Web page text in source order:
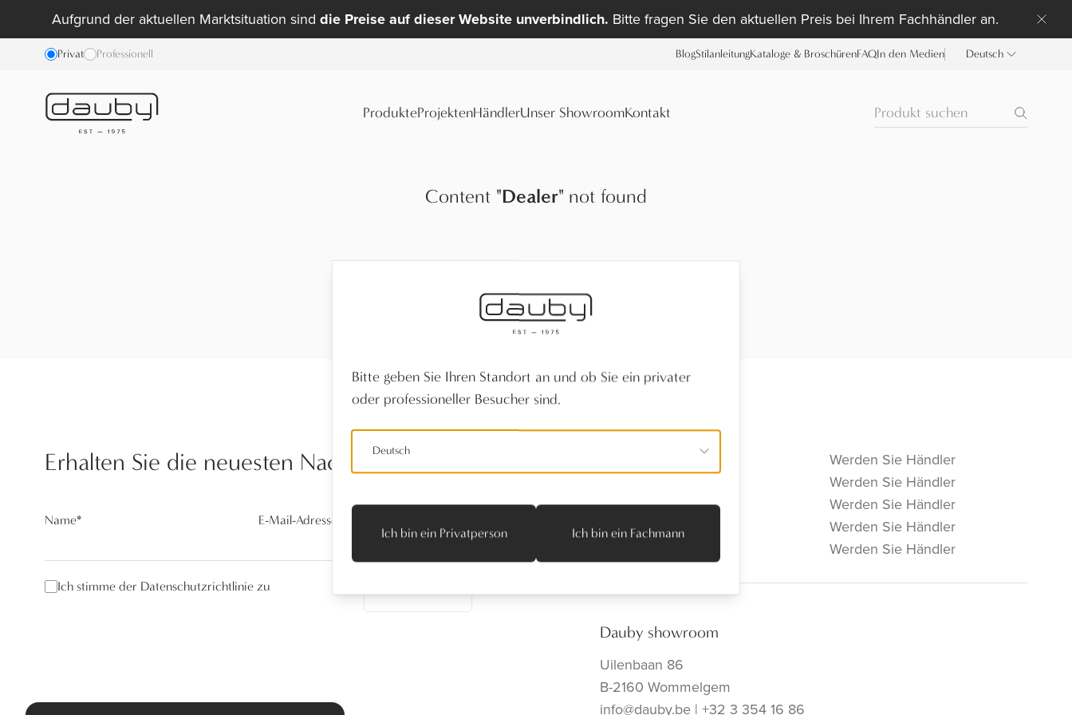
Aufgrund der aktuellen Marktsituation sind die Preise auf dieser Website unverbindlich. Bitte fragen Sie den aktuellen Preis bei Ihrem Fachhändler an.
Privat Professionell BlogStilanleitungKataloge & BroschürenFAQIn den Medien Deutsch
ProdukteProjektenHändlerUnser ShowroomKontakt
Content "Dealer" not found
Erhalten Sie die neuesten Nachrichten
Name* E-Mail-Adresse
Ich stimme der Datenschutzrichtlinie zu
Realisaties
Verdelers
Werden Sie Händler
Werden Sie Händler
Werden Sie Händler
Werden Sie Händler
Werden Sie Händler
Dauby showroom
Uilenbaan 86
B-2160 Wommelgem
info@dauby.be | +32 3 354 16 86
Bitte geben Sie Ihren Standort an und ob Sie ein privater
oder professioneller Besucher sind.
Deutsch
Ich bin ein Privatperson Ich bin ein Fachmann